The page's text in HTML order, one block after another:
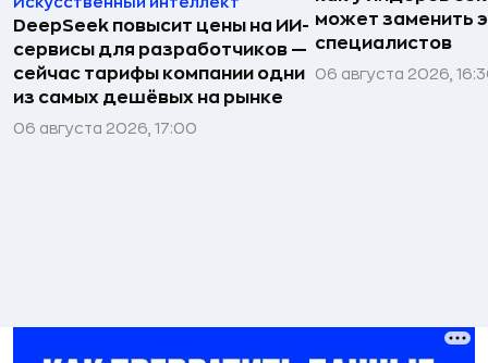
DeepSeek повысит цены на ИИ-
сервисы для разработчиков —
сейчас тарифы компании одни
из самых дешёвых на рынке
06 августа 2026, 17:00
может заменить
специалистов
06 августа 2026,